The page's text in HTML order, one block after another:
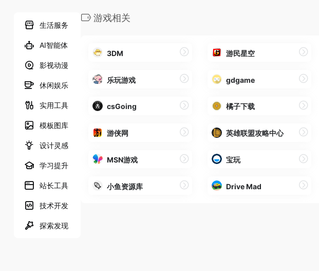
生活服务
AI智能体
影视动漫
休闲娱乐
实用工具
模板图库
设计灵感
学习提升
站长工具
技术开发
探索发现
游戏相关
3DM 游民星空
乐玩游戏 gdgame
csGoing 橘子下载
游侠网 英雄联盟攻略中心
MSN游戏 宝玩
小鱼资源库 Drive Mad